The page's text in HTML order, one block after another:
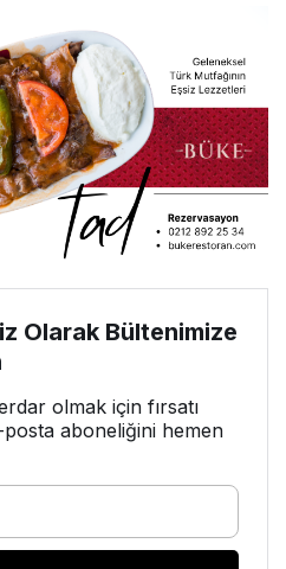
Olarak Bültenimize
olmak için fırsatı
aboneliğini hemen